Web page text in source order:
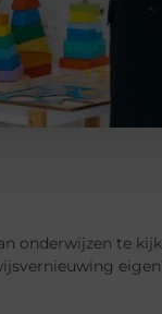
onderwijzen te